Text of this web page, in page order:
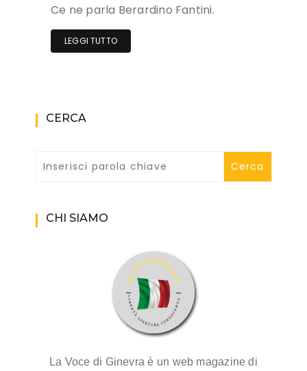
Ce ne parla Berardino Fantini.
LEGGI TUTTO
CERCA
CHI SIAMO
La Voce di Ginevra è un web magazine di